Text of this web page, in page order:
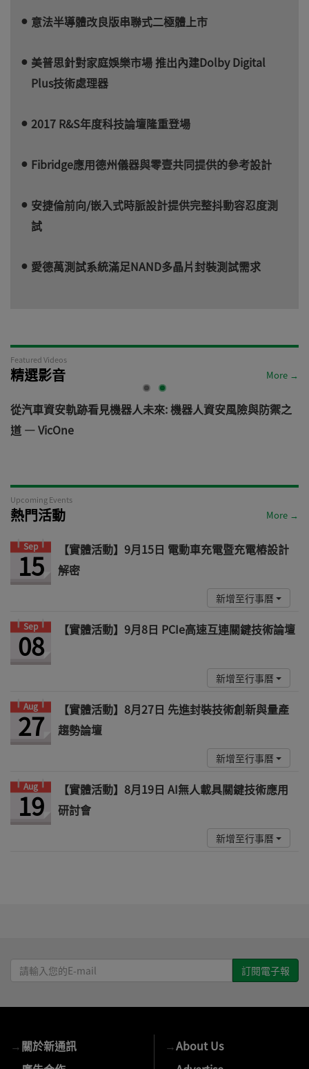
意法半導體改良版串聯式二極體上市
美普思針對家庭娛樂市場 推出內建Dolby Digital
Plus技術處理器
2017 R&S年度科技論壇隆重登場
Fibridge應用德州儀器與零壹共同提供的參考設計
安捷倫前向/嵌入式時脈設計提供完整抖動容忍度測
試
愛德萬測試系統滿足NAND多晶片封裝測試需求
Featured Videos
精選影音 More →
從汽車資安軌跡看見機器人未來: 機器人資安風險與防禦之
道 — VicOne
Upcoming Events
熱門活動 More →
Sep
15
【實體活動】9月15日 電動車充電暨充電樁設計
解密
新增至行事曆
Sep
08 【實體活動】9月8日 PCIe高速互連關鍵技術論壇
新增至行事曆
Aug
27
【實體活動】8月27日 先進封裝技術創新與量產
趨勢論壇
新增至行事曆
Aug
19
【實體活動】8月19日 AI無人載具關鍵技術應用
研討會
新增至行事曆
請
輸
E-
mail
→關於新通訊
→About Us